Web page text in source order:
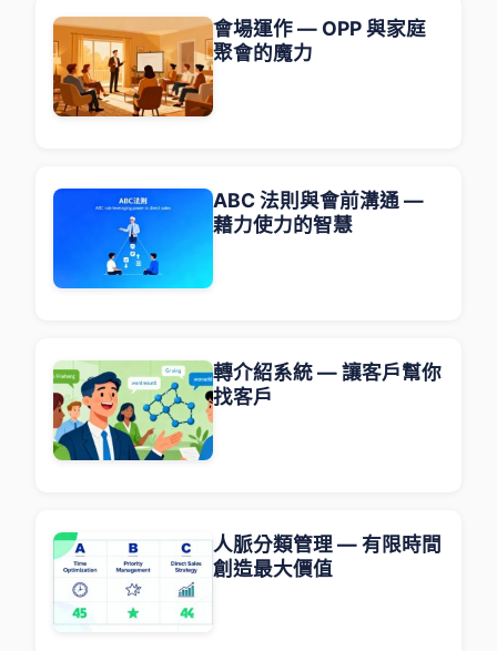
會場運作 — OPP 與家庭
聚會的魔力
ABC 法則與會前溝通 —
藉力使力的智慧
轉介紹系統 — 讓客戶幫你
找客戶
人脈分類管理 — 有限時間
創造最大價值